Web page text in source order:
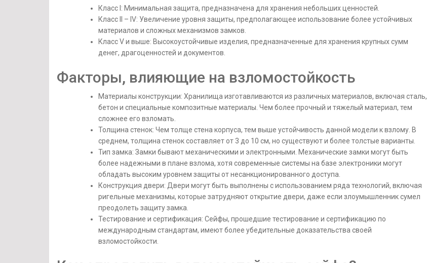
Класс I: Минимальная защита, предназначена для хранения небольших ценностей.
Класс II – IV: Увеличение уровня защиты, предполагающее использование более устойчивых
материалов и сложных механизмов замков.
Класс V и выше: Высокоустойчивые изделия, предназначенные для хранения крупных сумм
денег, драгоценностей и документов.
Факторы, влияющие на взломостойкость
Материалы конструкции: Хранилища изготавливаются из различных материалов, включая сталь,
бетон и специальные композитные материалы. Чем более прочный и тяжелый материал, тем
сложнее его взломать.
Толщина стенок: Чем толще стена корпуса, тем выше устойчивость данной модели к взлому. В
среднем, толщина стенок составляет от 3 до 10 см, но существуют и более толстые варианты.
Тип замка: Замки бывают механическими и электронными. Механические замки могут быть
более надежными в плане взлома, хотя современные системы на базе электроники могут
обладать высоким уровнем защиты от несанкционированного доступа.
Конструкция двери: Двери могут быть выполнены с использованием ряда технологий, включая
ригельные механизмы, которые затрудняют открытие двери, даже если злоумышленник сумел
преодолеть защиту замка.
Тестирование и сертификация: Сейфы, прошедшие тестирование и сертификацию по
международным стандартам, имеют более убедительные доказательства своей
взломостойкости.